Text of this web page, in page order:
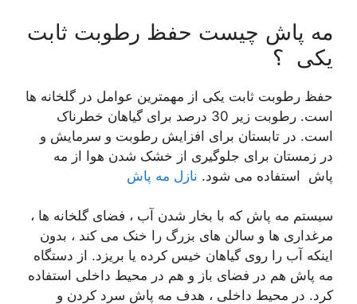
مه پاش چیست حفظ رطوبت ثابت
یکی ؟
حفظ رطوبت ثابت یکی از مهمترین عوامل در گلخانه ها
است. رطوبت زیر 30 درصد برای گیاهان خطرناک
است. در تابستان برای افزایش رطوبت و سرمایش و
در زمستان برای جلوگیری از خشک شدن هوا از مه
پاش استفاده می شود. نازل مه پاش
سیستم مه پاش که با بخار شدن آب ، فضای گلخانه ها ،
مرغداری ها و سالن های بزرگ را خنک می کند ، بدون
اینکه آب را روی گیاهان خیس کرده یا بریزد. از دستگاه
مه پاش هم در فضای باز و هم در محیط داخلی استفاده
کرد. در محیط داخلی ، هدف مه پاش سرد کردن و